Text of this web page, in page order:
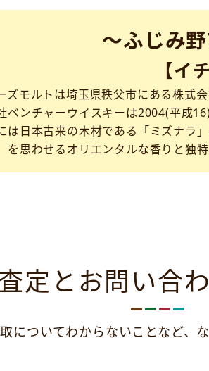
～ふじみ
【イ
ズモルトは埼玉県秩父市にある株式
ベンチャーウイスキーは2004(平成16)
は日本古来の木材である「ミズナラ」
を思わせるオリエンタルな香りと独
定とお問い合
についてわからないことなど、